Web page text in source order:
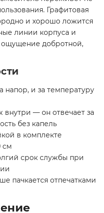
Графитовая
и хорошо ложится
линии корпуса и
ощущение добротной,
напор, и за температуру
— он отвечает за
без капель
в комплекте
см
срок службы при
пачкается отпечатками